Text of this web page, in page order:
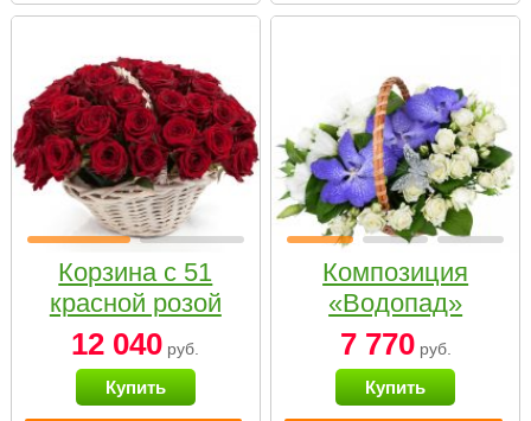
Корзина с 51
красной розой
12 040 руб.
Купить
Композиция
«Водопад»
7 770руб.
Купить